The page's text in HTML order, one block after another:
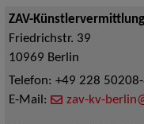
ZAV-
Friedrichstr. 39
10969 Berlin
Telefon: +49 228
E-Mail:
zav-kv-